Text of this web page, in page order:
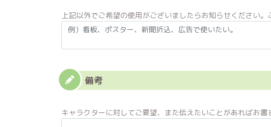
上記以外でご希望の使用がございましたらお知らせください。
備考
キャラクターに対してご要望、また伝えたいことがあればお書